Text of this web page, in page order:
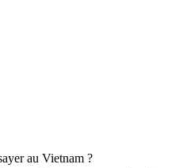
au Vietnam ?